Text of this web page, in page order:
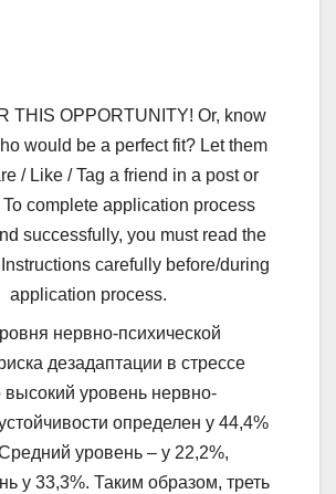
THIS OPPORTUNITY! Or, know
would be a perfect fit? Let them
/ Like / Tag a friend in a post or
complete application process
successfully, you must read the
carefully before/during
application process.
нервно-психической
дезадаптации в стрессе
высокий уровень нервно-
определен у 44,4%
уровень – у 22,2%,
у 33,3%. Таким образом, треть